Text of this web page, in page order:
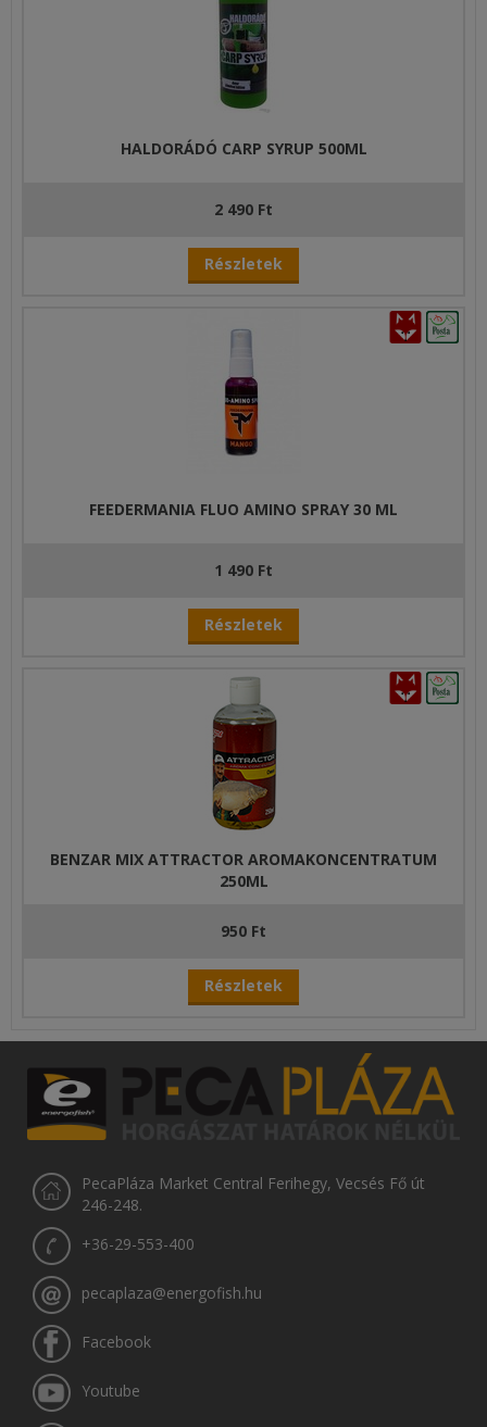
HALDORÁDÓ CARP SYRUP 500ML
2 490 Ft
Részletek
FEEDERMANIA FLUO AMINO SPRAY 30 ML
1 490 Ft
Részletek
BENZAR MIX ATTRACTOR AROMAKONCENTRATUM
250ML
950 Ft
Részletek
PecaPláza Market Central Ferihegy, Vecsés Fő út
246-248.
+36-29-553-400
pecaplaza@energofish.hu
Facebook
Youtube